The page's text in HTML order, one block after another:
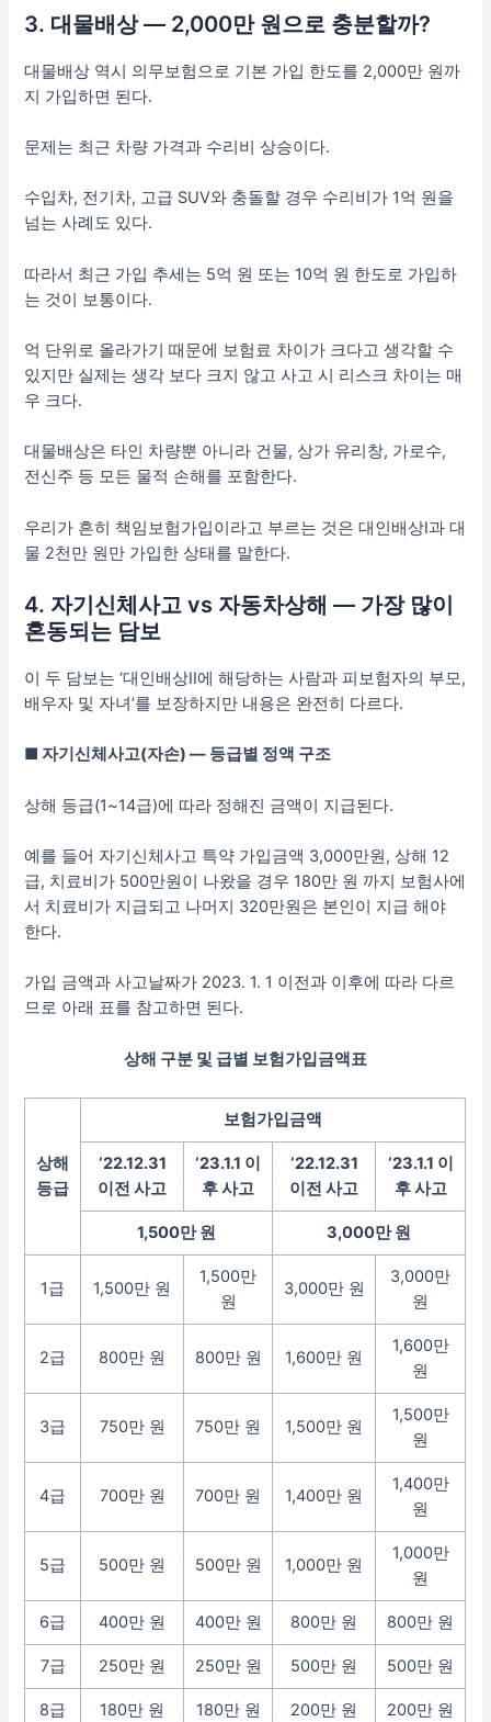
3. 대물배상 — 2,000만 원으로 충분할까?
대물배상 역시 의무보험으로 기본 가입 한도를 2,000만 원까
지 가입하면 된다.
문제는 최근 차량 가격과 수리비 상승이다.
수입차, 전기차, 고급 SUV와 충돌할 경우 수리비가 1억 원을
넘는 사례도 있다.
따라서 최근 가입 추세는 5억 원 또는 10억 원 한도로 가입하
는 것이 보통이다.
억 단위로 올라가기 때문에 보험료 차이가 크다고 생각할 수
있지만 실제는 생각 보다 크지 않고 사고 시 리스크 차이는 매
우 크다.
대물배상은 타인 차량뿐 아니라 건물, 상가 유리창, 가로수,
전신주 등 모든 물적 손해를 포함한다.
우리가 흔히 책임보험가입이라고 부르는 것은 대인배상I과 대
물 2천만 원만 가입한 상태를 말한다.
4. 자기신체사고 vs 자동차상해 — 가장 많이
혼동되는 담보
이 두 담보는 ‘대인배상II에 해당하는 사람과 피보험자의 부모,
배우자 및 자녀’를 보장하지만 내용은 완전히 다르다.
■ 자기신체사고(자손) — 등급별 정액 구조
상해 등급(1~14급)에 따라 정해진 금액이 지급된다.
예를 들어 자기신체사고 특약 가입금액 3,000만원, 상해 12
급, 치료비가 500만원이 나왔을 경우 180만 원 까지 보험사에
서 치료비가 지급되고 나머지 320만원은 본인이 지급 해야
한다.
가입 금액과 사고날짜가 2023. 1. 1 이전과 이후에 따라 다르
므로 아래 표를 참고하면 된다.
상해 구분 및 급별 보험가입금액표
상해
등급
보험가입금액
‘22.12.31
이전 사고
‘23.1.1 이
후 사고
‘22.12.31
이전 사고
‘23.1.1 이
후 사고
1,500만 원 3,000만 원
1급 1,500만 원
1,500만
원
3,000만 원
3,000만
원
2급 800만 원 800만 원 1,600만 원
1,600만
원
3급 750만 원 750만 원 1,500만 원
1,500만
원
4급 700만 원 700만 원 1,400만 원
1,400만
원
5급 500만 원 500만 원 1,000만 원
1,000만
원
6급 400만 원 400만 원 800만 원 800만 원
7급 250만 원 250만 원 500만 원 500만 원
8급 180만 원 180만 원 200만 원 200만 원